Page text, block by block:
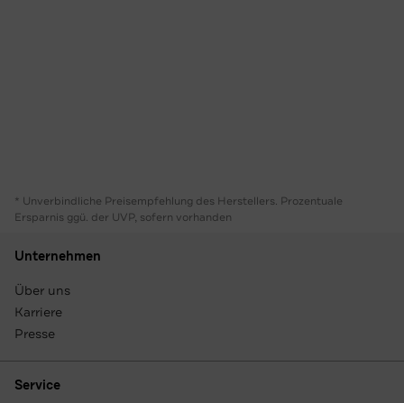
* Unverbindliche Preisempfehlung des Herstellers. Prozentuale
Ersparnis ggü. der UVP, sofern vorhanden
Unternehmen
Über uns
Karriere
Presse
Service